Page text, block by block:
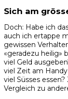
Sich am
Doch: Habe ich
auch ich ertappe
gewissen
«geradezu heilig»
viel Geld
viel Zeit am
viel Süsses
Vergleich zu